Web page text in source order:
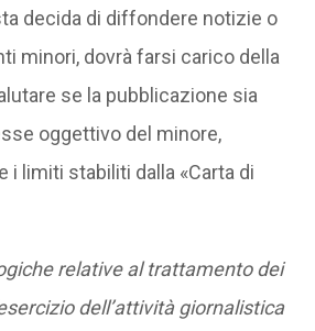
decida di diffondere notizie o
minori, dovrà farsi carico della
se la pubblicazione sia
oggettivo del minore,
i limiti stabiliti dalla «Carta di
relative al trattamento dei
dell’attività giornalistica